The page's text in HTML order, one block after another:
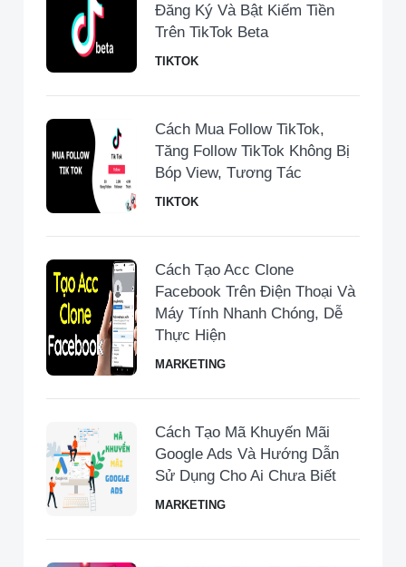
Đăng Ký Và Bật Kiếm Tiền
Trên TikTok Beta
TIKTOK
Cách Mua Follow TikTok,
Tăng Follow TikTok Không Bị
Bóp View, Tương Tác
TIKTOK
Cách Tạo Acc Clone
Facebook Trên Điện Thoại Và
Máy Tính Nhanh Chóng, Dễ
Thực Hiện
MARKETING
Cách Tạo Mã Khuyến Mãi
Google Ads Và Hướng Dẫn
Sử Dụng Cho Ai Chưa Biết
MARKETING